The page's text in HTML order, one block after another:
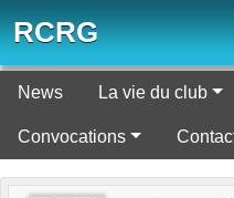
RCRG
News La vie du club
Convocations